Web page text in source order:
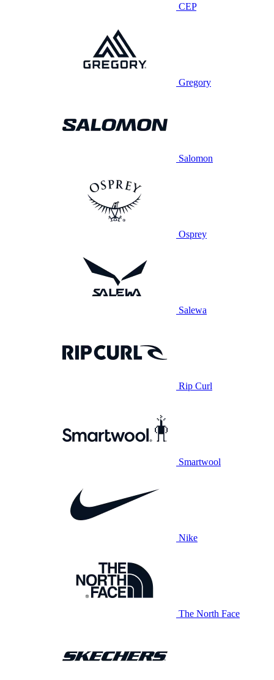
CEP
Gregory
Salomon
Osprey
Salewa
Rip Curl
Smartwool
Nike
The North Face